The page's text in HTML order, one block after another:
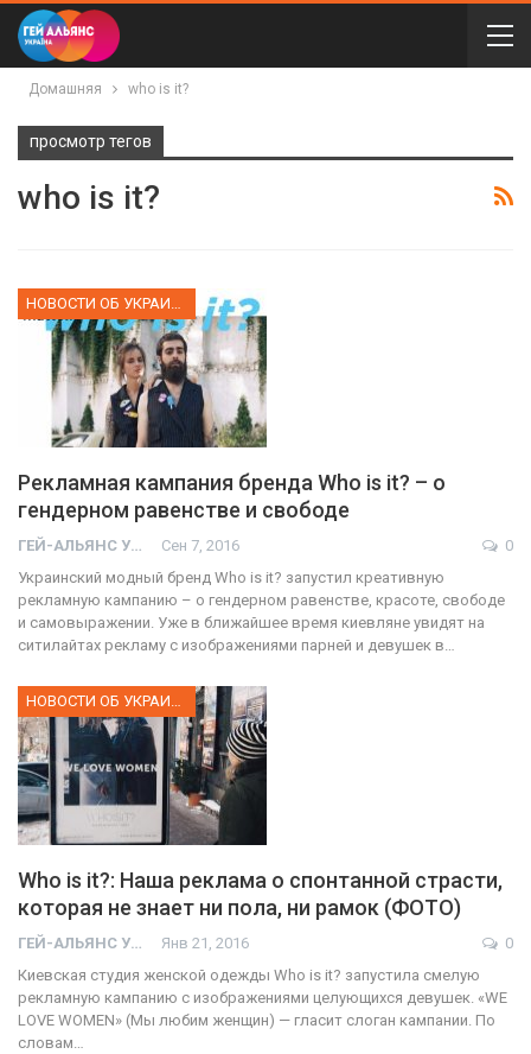
Домашняя who is it?
просмотр тегов
who is it?
Рекламная кампания бренда Who is it? – о
гендерном равенстве и свободе
ГЕЙ-АЛЬЯНС УКРАИНА Сен 7, 2016
0
Украинский модный бренд Who is it? запустил креативную
рекламную кампанию – о гендерном равенстве, красоте, свободе
и самовыражении. Уже в ближайшее время киевляне увидят на
ситилайтах рекламу с изображениями парней и девушек в…
НОВОСТИ ОБ УКРАИНЕ
Who is it?: Наша реклама о спонтанной страсти,
которая не знает ни пола, ни рамок (ФОТО)
ГЕЙ-АЛЬЯНС УКРАИНА Янв 21, 2016
0
Киевская студия женской одежды Who is it? запустила смелую
рекламную кампанию с изображениями целующихся девушек. «WE
LOVE WOMEN» (Мы любим женщин) — гласит слоган кампании. По
словам…